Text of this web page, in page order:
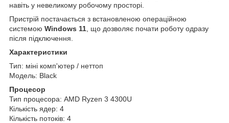
навіть у невеликому робочому просторі.
Пристрій постачається з встановленою операційною
системою Windows 11 , що дозволяє почати роботу одразу
після підключення.
Характеристики
Тип: міні комп'ютер / неттоп
Модель: Black
Процесор
Тип процесора: AMD Ryzen 3 4300U
Кількість ядер: 4
Кількість потоків: 4